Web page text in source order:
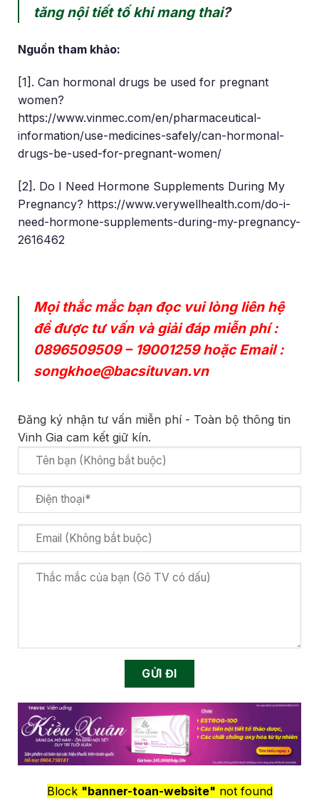
tăng nội tiết tố khi mang thai?
Nguồn tham khảo:
[1]. Can hormonal drugs be used for pregnant
women?
https://www.vinmec.com/en/pharmaceutical-
information/use-medicines-safely/can-hormonal-
drugs-be-used-for-pregnant-women/
[2]. Do I Need Hormone Supplements During My
Pregnancy? https://www.verywellhealth.com/do-i-
need-hormone-supplements-during-my-pregnancy-
2616462
Mọi thắc mắc bạn đọc vui lòng liên hệ
để được tư vấn và giải đáp miễn phí :
0896509509– 19001259hoặc Email :
songkhoe@bacsituvan.vn
Đăng ký nhận tư vấn miễn phí - Toàn bộ thông tin
Vinh Gia cam kết giữ kín.
Block "banner-toan-website" not found